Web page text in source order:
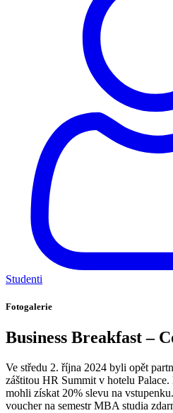
Studenti
Fotogalerie
Business Breakfast –
Ve středu 2. října 2024 byli opět
záštitou HR Summit v hotelu Palace.
mohli získat 20% slevu na
voucher na semestr MBA studia